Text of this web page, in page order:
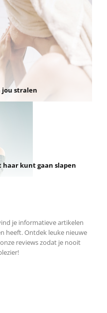
jou stralen
kunt gaan slapen
je informatieve artikelen
heeft. Ontdek leuke nieuwe
reviews zodat je nooit